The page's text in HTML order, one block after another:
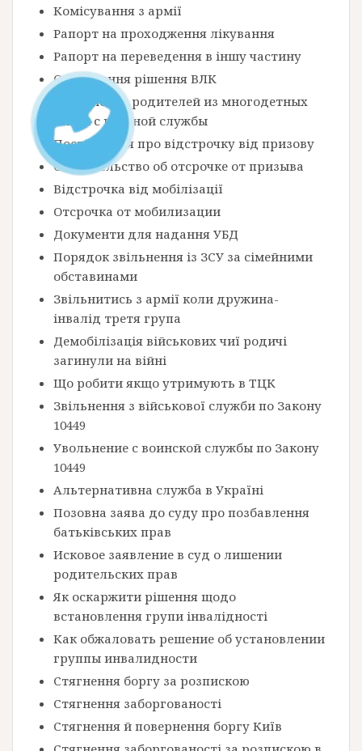
Комісування з армії
Рапорт на проходження лікування
Рапорт на переведення в іншу частину
Оскарження рішення ВЛК
Увольнение родителей из многодетных
семей с военной службы
Посвідчення про відстрочку від призову
Свидетельство об отсрочке от призыва
Відстрочка від мобілізації
Отсрочка от мобилизации
Документи для надання УБД
Порядок звільнення із ЗСУ за сімейними
обставинами
Звільнитись з армії коли дружина-
інвалід третя група
Демобілізація військових чиї родичі
загинули на війні
Що робити якщо утримують в ТЦК
Звільнення з військової служби по Закону
10449
Увольнение с воинской службы по Закону
10449
Альтернативна служба в Україні
Позовна заява до суду про позбавлення
батьківських прав
Исковое заявление в суд о лишении
родительских прав
Як оскаржити рішення щодо
встановлення групи інвалідності
Как обжаловать решение об установлении
группы инвалидности
Стягнення боргу за розпискою
Стягнення заборгованості
Стягнення й повернення боргу Київ